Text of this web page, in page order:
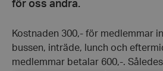
för oss andra.
Kostnaden 300,- för medlemmar
bussen, inträde, lunch och
medlemmar betalar 600,-.